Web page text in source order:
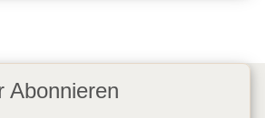
Abonnieren